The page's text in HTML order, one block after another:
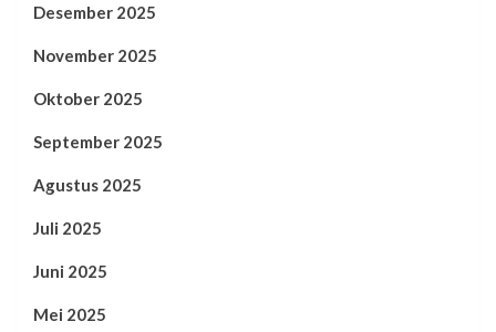
Desember 2025
November 2025
Oktober 2025
September 2025
Agustus 2025
Juli 2025
Juni 2025
Mei 2025